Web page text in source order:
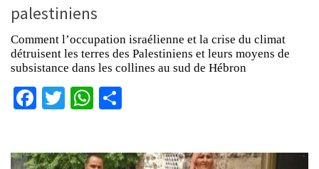
palestiniens
Comment l’occupation israélienne et la crise du climat
détruisent les terres des Palestiniens et leurs moyens de
subsistance dans les collines au sud de Hébron
Facebook
TwitterWhatsApp